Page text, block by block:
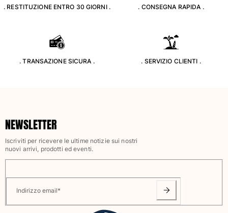
Classico stretch
Rashguard
T-shirt
Camicie
Bermuda
. RESTITUZIONE ENTRO 30 GIORNI . . CONSEGNA RAPIDA .
. TRANSAZIONE SICURA . . SERVIZIO CLIENTI .
NEWSLETTER
Iscriviti per ricevere le ultime notizie sui nostri
nuovi arrivi, prodotti ed eventi.
Indirizzo email*